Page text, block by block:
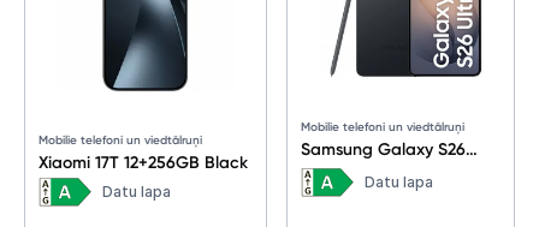
Mobilie telefoni un viedtālruņi
Xiaomi 17T 12+256GB Black
Datu lapa
Mobilie telefoni un viedtālruņi
Samsung Galaxy S26
Ultra 5G 16+1TB Black
Datu lapa